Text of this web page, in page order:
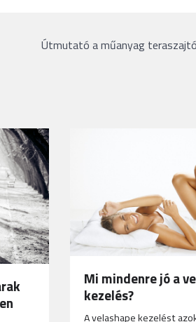
Útmutató a műanyag
Mi mindenre jó a
kezelés?
A velashape kezelést